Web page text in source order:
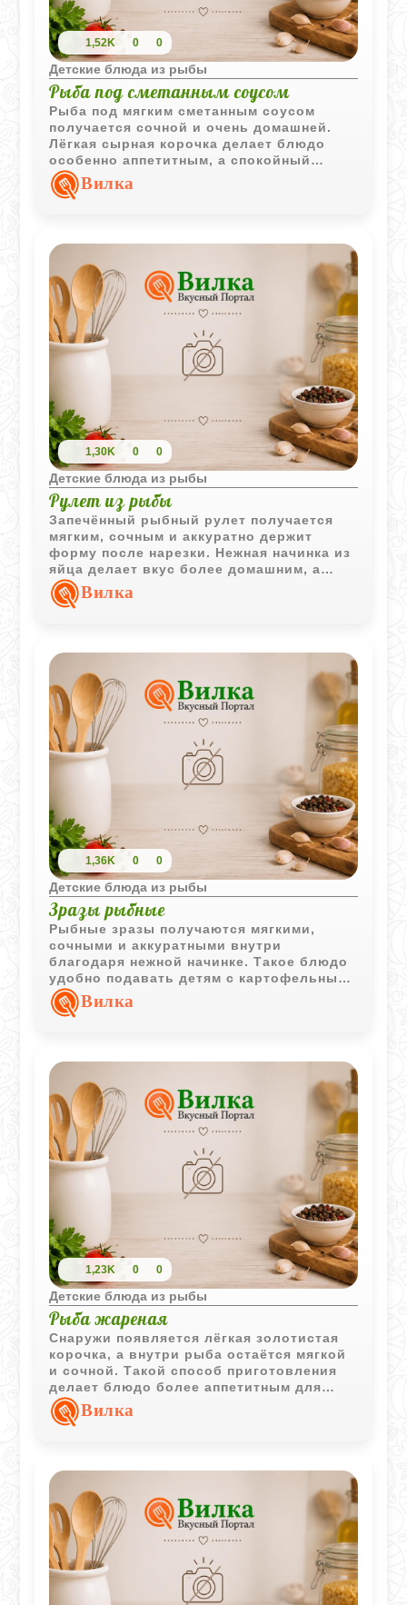
1,52K 0 0
Детские блюда из рыбы
Рыба под сметанным соусом
Рыба под мягким сметанным соусом
получается сочной и очень домашней.
Лёгкая сырная корочка делает блюдо
особенно аппетитным, а спокойный
сливочный вкус хорошо подходит для
детского меню.
Вилка
1,30K 0 0
Детские блюда из рыбы
Рулет из рыбы
Запечённый рыбный рулет получается
мягким, сочным и аккуратно держит
форму после нарезки. Нежная начинка из
яйца делает вкус более домашним, а
ломтики рулета удобно подавать детям с
овощами или картофельным пюре.
Вилка
1,36K 0 0
Детские блюда из рыбы
Зразы рыбные
Рыбные зразы получаются мягкими,
сочными и аккуратными внутри
благодаря нежной начинке. Такое блюдо
удобно подавать детям с картофельным
пюре или кашей - вкус остаётся
домашним и спокойным без тяжёлых
Вилка
1,23K 0 0
Детские блюда из рыбы
Рыба жареная
Снаружи появляется лёгкая золотистая
корочка, а внутри рыба остаётся мягкой
и сочной. Такой способ приготовления
делает блюдо более аппетитным для
детей, особенно если подать его с
картофельным пюре или тёплыми
Вилка